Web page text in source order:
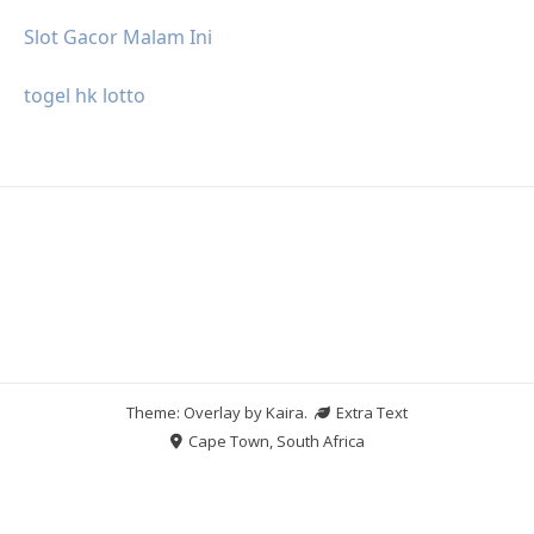
Slot Gacor Malam Ini
togel hk lotto
Theme: Overlay byKaira.
Extra Text
Cape Town, South Africa